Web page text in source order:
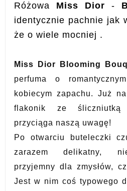
Różowa Miss Dior -
identycznie pachnie jak
że o wiele mocniej .
Miss Dior Blooming
perfuma o
kobiecym zapachu. Już
flakonik ze śliczniutką
przyciąga naszą uwagę!
Po otwarciu buteleczki
zarazem delikatny,
przyjemny dla zmysłów,
Jest w nim coś typowego